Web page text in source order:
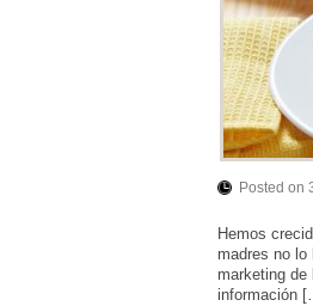
Posted on
Hemos
madres no lo
marketing
información